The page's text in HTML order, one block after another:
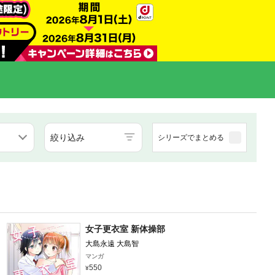
絞り込み シリーズでまとめる
女子更衣室 新体操部
大島永遠 大島智
マンガ
550